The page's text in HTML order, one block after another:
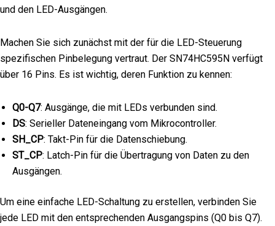
und den LED-Ausgängen.
Machen Sie sich zunächst mit der für die LED-Steuerung
spezifischen Pinbelegung vertraut. Der SN74HC595N verfügt
über 16 Pins. Es ist wichtig, deren Funktion zu kennen:
Q0-Q7: Ausgänge, die mit LEDs verbunden sind.
DS: Serieller Dateneingang vom Mikrocontroller.
SH_CP: Takt-Pin für die Datenschiebung.
ST_CP: Latch-Pin für die Übertragung von Daten zu den
Ausgängen.
Um eine einfache LED-Schaltung zu erstellen, verbinden Sie
jede LED mit den entsprechenden Ausgangspins (Q0 bis Q7).